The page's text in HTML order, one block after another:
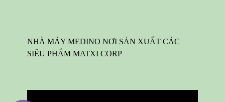
NHÀ MÁY MEDINO NƠI SẢN XUẤT CÁC
SIÊU PHẨM MATXI CORP